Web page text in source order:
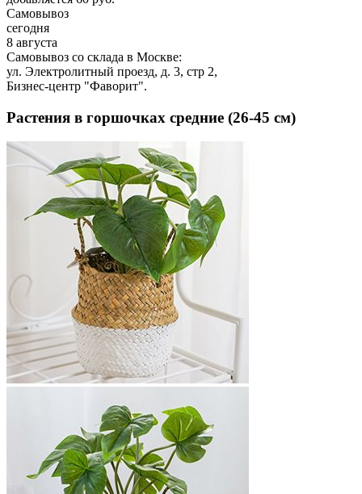
Самовывоз
сегодня
8 августа
Самовывоз со склада в Москве:
ул. Электролитный проезд, д. 3, стр 2,
Бизнес-центр "Фаворит".
Растения в горшочках средние (26-45 см)